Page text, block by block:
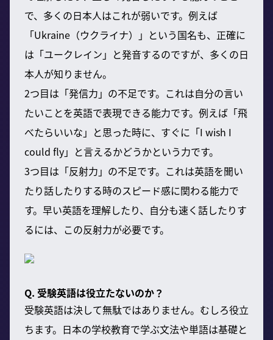
で、多くの日本人はこれが弱いです。例えば
「Ukraine（ウクライナ）」という国名も、正確に
は「ユークレイン」と発音するのですが、多くの日
本人が知りません。
2つ目は「発信力」の不足です。これは自分の言い
たいことを英語で表現できる能力です。例えば「飛
べたらいいな」と思った時に、すぐに「I wish I
could fly」と言えるかどうかという力です。
3つ目は「反射力」の不足です。これは英語を聞い
たり話したりする時のスピード感に関わる能力で
す。早い英語を理解したり、自分も速く話したりす
るには、この反射力が必要です。
Q. 受験英語は役立たないのか？
受験英語は決して無駄ではありません。むしろ役立
ちます。日本の学校教育で学ぶ文法や単語は基礎と